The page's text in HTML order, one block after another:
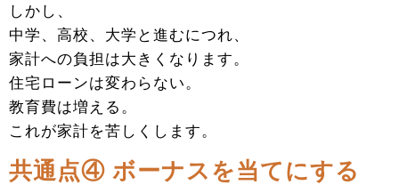
しかし、
中学、高校、大学と進むにつれ、
家計への負担は大きくなります。
住宅ローンは変わらない。
教育費は増える。
これが家計を苦しくします。
共通点④ ボーナスを当てにする